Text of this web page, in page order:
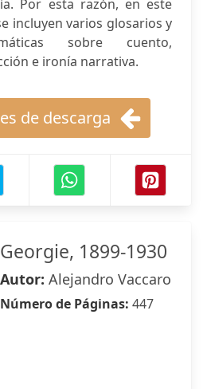
Por esta razón, en este
incluyen varios glosarios y
sobre cuento,
e ironía narrativa.
de descarga
Georgie, 1899-1930
Autor: Alejandro Vaccaro
Número de Páginas: 447